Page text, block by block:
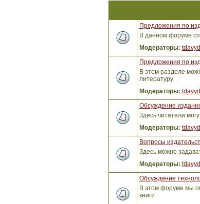
Предложения по
В данном форуме
Модераторы:
Предложения по
В этом разделе
литературу
Модераторы:
Обсуждение
Здесь читатели
Модераторы:
Вопросы
Здесь можно
Модераторы:
Обсуждение
В этом форуме мы
книги